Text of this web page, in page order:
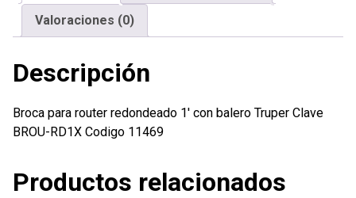
Truper
cantidad
Valoraciones (0)
Descripción
Broca para router redondeado 1′ con balero Truper Clave
BROU-RD1X Codigo 11469
Productos relacionados